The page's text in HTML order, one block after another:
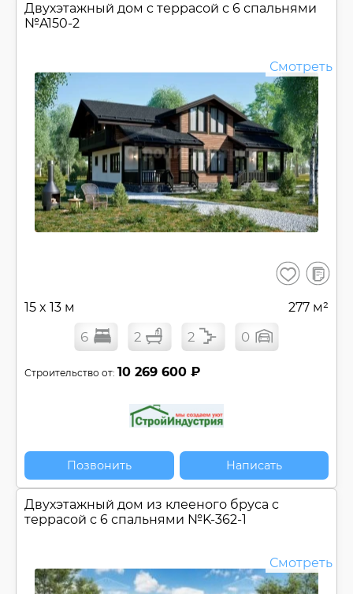
Двухэтажный дом c террасой с 6 спальнями
№A150-2
Смотреть
Сохранить
В
15 x 13 м 277 м²
6 2 2 0
Строительство от: 10 269 600 ₽
Позвонить Написать
Двухэтажный дом из клееного бруса c
террасой с 6 спальнями №K-362-1
Смотреть